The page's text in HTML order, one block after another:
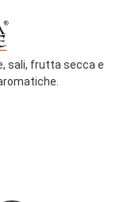
sali, frutta secca e